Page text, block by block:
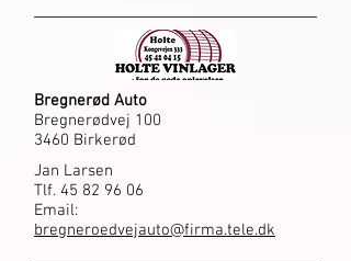
Bregnerød Auto
Bregnerødvej 100
3460 Birkerød
Jan Larsen
Tlf. 45 82 96 06
Email:
bregneroedvejauto@firma.tele.dk